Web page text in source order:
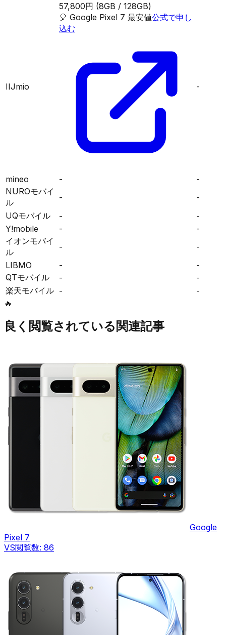
IIJmio
57,800円 (8GB / 128GB)
🎈 Google Pixel 7 最安値公式で申し
込む
-
mineo -
-
NUROモバイ
ル
-
-
UQモバイル
-
-
Y!mobile
-
-
イオンモバイ
ル
-
-
LIBMO
-
-
QTモバイル
-
-
楽天モバイル -
-
🔥
良く閲覧されている関連記事
Google
Pixel 7
VS閲覧数: 86